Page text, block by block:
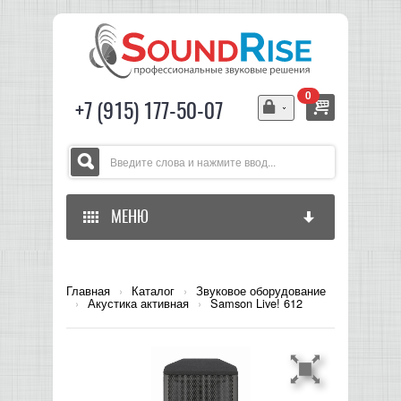
+7 (915) 177-50-07
0
МЕНЮ
ЗВУКОВОЕ ОБОРУДОВАНИЕ
МИКШЕРЫ АНАЛОГОВЫЕ
СВЕТОВОЕ ОБОРУДОВАНИЕ
Главная › Каталог › Звуковое оборудование
› Акустика активная › Samson Live! 612